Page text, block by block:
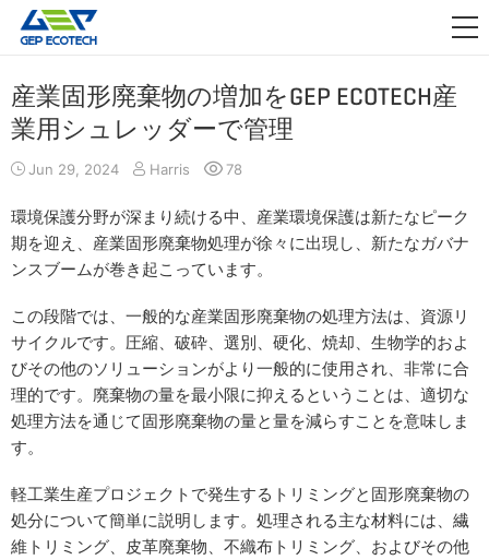
アプリケーション
リリース
私たちについて
お問い合わせ
産業固形廃棄物の増加をGEP ECOTECH産
業用シュレッダーで管理
Jun 29, 2024 Harris 78
環境保護分野が深まり続ける中、産業環境保護は新たなピーク
期を迎え、産業固形廃棄物処理が徐々に出現し、新たなガバナ
ンスブームが巻き起こっています。
この段階では、一般的な産業固形廃棄物の処理方法は、資源リ
サイクルです。圧縮、破砕、選別、硬化、焼却、生物学的およ
びその他のソリューションがより一般的に使用され、非常に合
理的です。廃棄物の量を最小限に抑えるということは、適切な
処理方法を通じて固形廃棄物の量と量を減らすことを意味しま
す。
軽工業生産プロジェクトで発生するトリミングと固形廃棄物の
処分について簡単に説明します。処理される主な材料には、繊
維トリミング、皮革廃棄物、不織布トリミング、およびその他